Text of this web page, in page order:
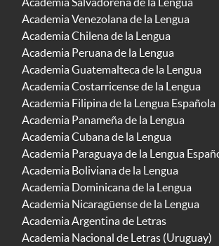
Academia Venezolana de la Lengua
Academia Chilena de la Lengua
Academia Peruana de la Lengua
Academia Guatemalteca de la Lengua
Academia Costarricense de la Lengua
Academia Filipina de la Lengua Española
Academia Panameña de la Lengua
Academia Cubana de la Lengua
Academia Paraguaya de la Lengua
Academia Boliviana de la Lengua
Academia Dominicana de la Lengua
Academia Nicaragüense de la Lengua
Academia Argentina de Letras
Academia Nacional de Letras (Uruguay)